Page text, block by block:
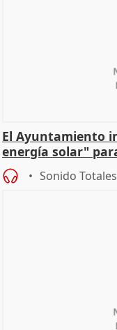
El Ayuntamiento
energía solar"
Sonido Totales